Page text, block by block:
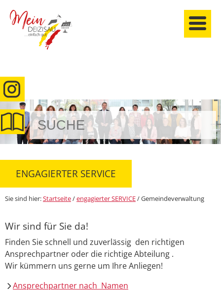
anmelden
ENGAGIERTER SERVICE
Sie sind hier:Startseite/engagierter SERVICE/Gemeindeverwaltung
Wir sind für Sie da!
Finden Sie schnell und zuverlässig den richtigen
Ansprechpartner oder die richtige Abteilung .
Wir kümmern uns gerne um Ihre Anliegen!
Ansprechpartner nach Namen